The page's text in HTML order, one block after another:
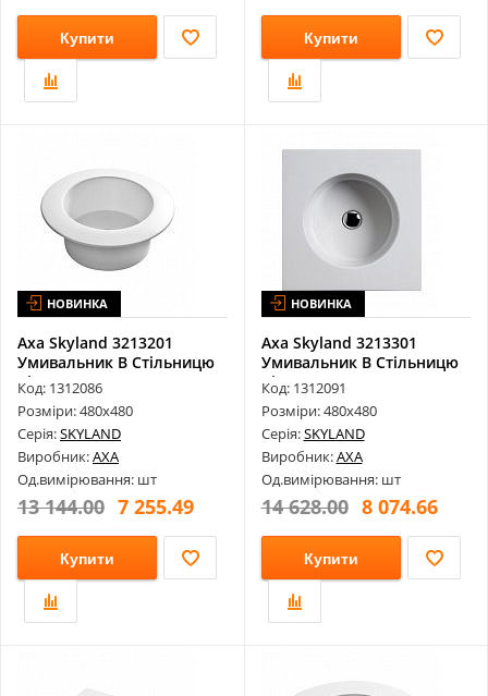
Купити Купити
НОВИНКА
Axa Skyland 3213201
Умивальник В Стільницю
Bianco Lu...
Код: 1312086
Розміри: 480х480
Серія:SKYLAND
Виробник:AXA
Од.вимірювання: шт
13 144.00 7 255.49
Купити
НОВИНКА
Axa Skyland 3213301
Умивальник В Стільницю
Bianco Lu...
Код: 1312091
Розміри: 480х480
Серія:SKYLAND
Виробник:AXA
Од.вимірювання: шт
14 628.00 8 074.66
Купити